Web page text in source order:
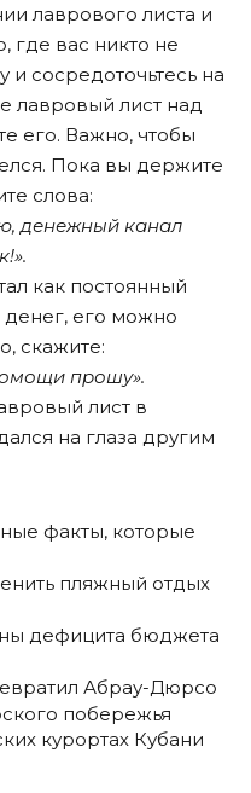
лаврового листа и
где вас никто не
и сосредоточьтесь на
лавровый лист над
его. Важно, чтобы
Пока вы держите
слова:
денежный канал
как постоянный
денег, его можно
скажите:
прошу».
лист в
на глаза другим
факты, которые
пляжный отдых
дефицита бюджета
Абрау-Дюрсо
побережья
курортах Кубани